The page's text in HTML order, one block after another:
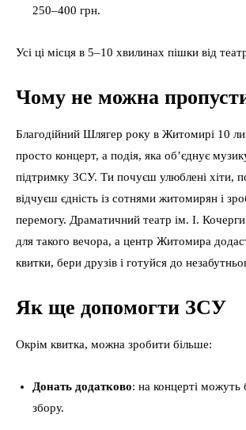
250–400 грн.
Усі ці місця в 5–10 хвилинах пішки від
Чому не можна
Благодійний Шлягер року в Житомирі 10
просто концерт, а подія, яка об’єднує
підтримку ЗСУ. Ти почуєш улюблені хіти,
відчуєш єдність із сотнями житомирян і
перемогу. Драматичний театр ім. І. Кочерги
для такого вечора, а центр Житомира
квитки, бери друзів і готуйся до
Як ще допомогти ЗСУ
Окрім квитка, можна зробити більше:
Донать додатково: на концерті можуть
збору.